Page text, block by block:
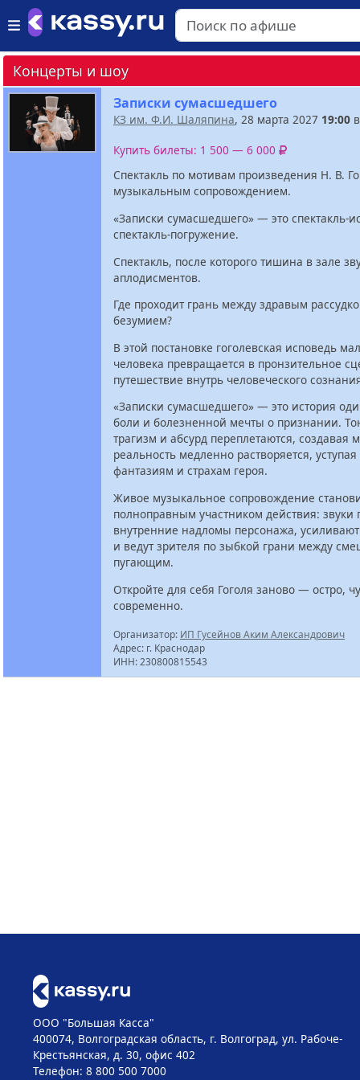
Концерты и шоу
Записки сумасшедшего
КЗ им. Ф.И. Шаляпина, 28 марта 2027 19:00
Купить билеты: 1 500 — 6 000
Спектакль по мотивам произведения Н. В.
музыкальным сопровождением.
«Записки сумасшедшего» — это спектакль-
спектакль-погружение.
Спектакль, после которого тишина в зале
аплодисментов.
Где проходит грань между здравым
безумием?
В этой постановке гоголевская исповедь
человека превращается в пронзительное
путешествие внутрь человеческого
«Записки сумасшедшего» — это история
боли и болезненной мечты о признании.
трагизм и абсурд переплетаются, создавая
реальность медленно растворяется,
фантазиям и страхам героя.
Живое музыкальное сопровождение
полноправным участником действия: звуки
внутренние надломы персонажа,
и ведут зрителя по зыбкой грани между
пугающим.
Откройте для себя Гоголя заново — остро,
современно.
Организатор: ИП Гусейнов Аким Александрович
Адрес: г. Краснодар
ИНН: 230800815543
ООО "Большая Касса"
400074, Волгоградская область, г. Волгоград, ул. Рабоче-
Крестьянская, д. 30, офис 402
Телефон: 8 800 500 7000